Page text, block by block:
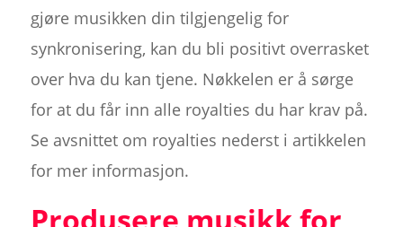
gjøre musikken din tilgjengelig for
synkronisering, kan du bli positivt overrasket
over hva du kan tjene. Nøkkelen er å sørge
for at du får inn alle royalties du har krav på.
Se avsnittet om royalties nederst i artikkelen
for mer informasjon.